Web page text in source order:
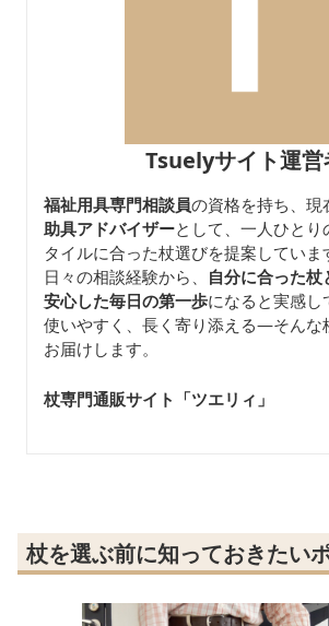
Tsuelyサイト運営
福祉用具専門相談員の資格を持ち、現
助具アドバイザーとして、一人ひとり
タイルに合った杖選びを提案していま
日々の相談経験から、 自分に合った杖
安心した毎日の第一歩になると実感し
使いやすく、長く寄り添える—そんな
お届けします。
杖専門通販サイト「ツエリィ」
杖を選ぶ前に知っておきたい